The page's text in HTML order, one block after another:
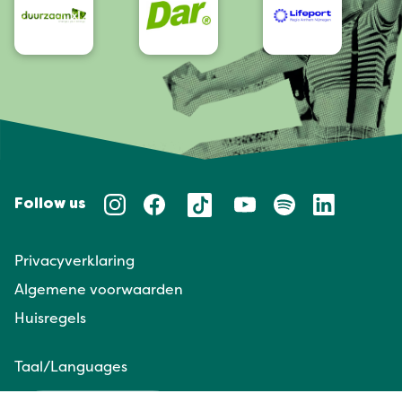
Follow us
Privacyverklaring
Algemene voorwaarden
Huisregels
Taal/Languages